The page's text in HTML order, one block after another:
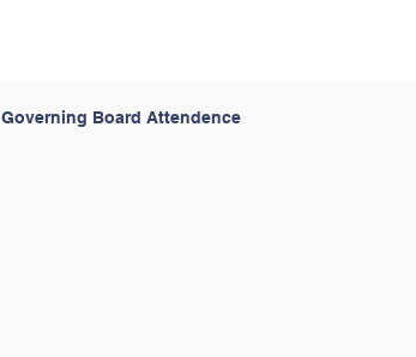
Governing Board Attendence